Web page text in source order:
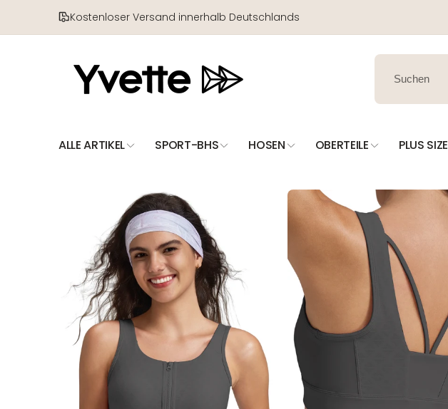
Kostenloser Versand innerhalb Deutschlands
ALLE ARTIKEL SPORT-BHS HOSEN OBERTEILE PLUS SIZE